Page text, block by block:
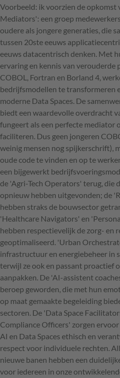
Voorbeeld: ik voorzien de opkomst
Mediators': een groep
oudere als jongere generaties, die
tussen 20ste eeuws
eeuws datacentrisch denken. Met
ervaring en kennis van verouderde
COBOL, Fortran en Borland 4,
bedrijfsmodellen te transformeren
moderne Data Spaces. De
biedt een waardevolle overdracht
fungeert als een perfecte mediator
faciliteren. Dus geen jongeren
weinig mensen nog spijkerschrift),
oude code te vinden en op te
een bijgewerkt
de 'Agri-Tech Operators' terug, die
opnieuw hebben uitgevonden; de
hebben straks de bouwsector
'Healthcare Navigators' en
hebben respectievelijk de zorg- en
geoptimaliseerd. 'Urban
infrastructuur en energiebeheer in
terwijl ze ook en passant proactief
aanpakken. De 'AI-assistent
beroep geworden, die met hun
op maat gemaakte begeleiding
sectoren. De 'Data Space
Compliance Officers' zorgen
AI en Data Spaces ethisch en
respect voor individuele rechten.
nieuwe banen hebben een
voor iedereen in onze